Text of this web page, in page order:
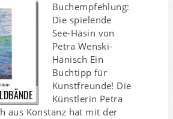
Buchempfehlung:
Die spielende
See-Häsin von
Petra Wenski-
Hänisch Ein
Buchtipp für
Kunstfreunde! Die
Künstlerin Petra
aus Konstanz hat mit der